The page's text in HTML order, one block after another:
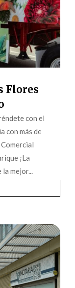
Flores
con el
con más de
¡La
mejor...